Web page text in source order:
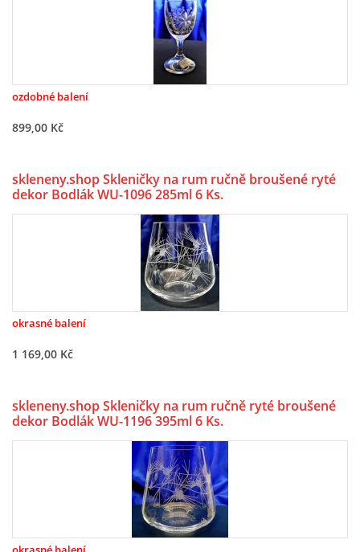
ozdobné balení
899,00 Kč
skleneny.shop Skleničky na rum ručně broušené ryté
dekor Bodlák WU-1096 285ml 6 Ks.
okrasné balení
1 169,00 Kč
skleneny.shop Skleničky na rum ručně ryté broušené
dekor Bodlák WU-1196 395ml 6 Ks.